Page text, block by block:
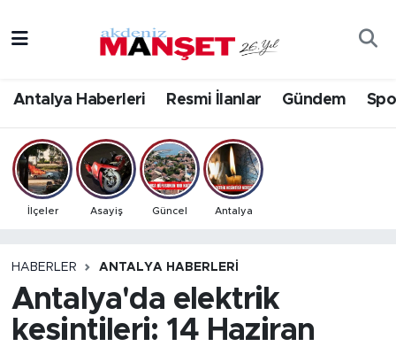
Antalya Haberleri Resmi İlanlar Gündem
İlçeler Asayiş Güncel Antalya
HABERLER ANTALYA HABERLERI
Antalya'da elektrik
kesintileri: 14 Haziran
Bilim & Teknoloji
Eğitim
Ekonomi
Gündem
İlçeler
Antalya Hava Durumu
Antalya Namaz Vakitleri
Antalya Trafik Yoğunluk Haritası
Tüm Manşetler
Son Dakika Haberleri